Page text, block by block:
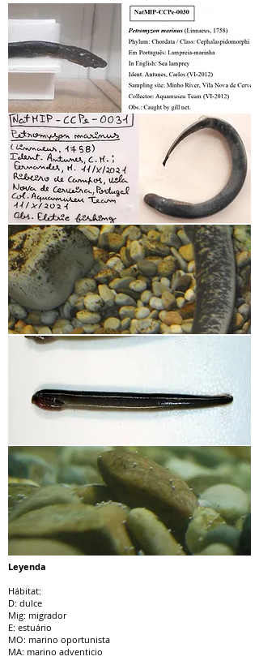
Leyenda
Hábitat:
D: dulce
Mig: migrador
E: estuário
MO: marino oportunista
MA: marino adventicio